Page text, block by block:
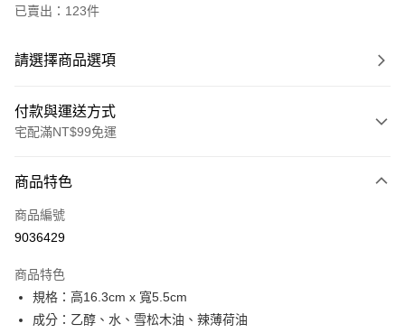
已賣出：123件
請選擇商品選項
付款與運送方式
宅配滿NT$99免運
信用卡一次付款
信用卡分期付款
合作金庫商業銀行
華南商業銀行
上海商業儲蓄銀行
台北富邦商業銀行
超商取貨付款
LINE Pay
商品特色
商品編號
9036429
商品特色
規格：高16.3cm x 寬5.5cm
成分：乙醇、水、雪松木油、辣薄荷油